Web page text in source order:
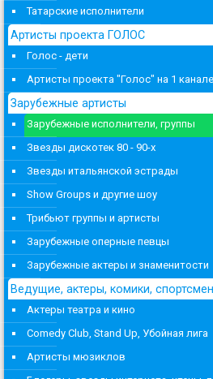
Татарские исполнители
Артисты проекта ГОЛОС
Голос - дети
Артисты проекта "Голос" на 1 канале
Зарубежные артисты
Зарубежные исполнители, группы
Звезды дискотек 80 - 90-х
Звезды итальянской эстрады
Show Groups и другие шоу
Трибьют группы и артисты
Зарубежные оперные певцы
Зарубежные актеры и знаменитости
Ведущие, актеры, комики,
Актеры театра и кино
Comedy Club, Stand Up, Убойная лига
Артисты мюзиклов